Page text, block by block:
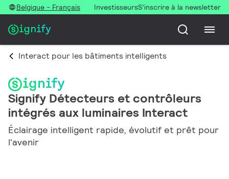
Belgique - Français InvestisseursS’inscrire à la newsletter
Interact pour les bâtiments intelligents
Signify Détecteurs et contrôleurs
intégrés aux luminaires Interact
Éclairage intelligent rapide, évolutif et prêt pour
l'avenir